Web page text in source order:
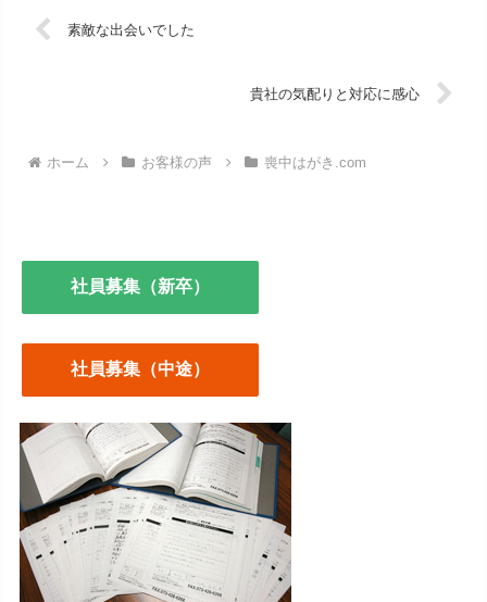
素敵な出会いでした
貴社の気配りと対応に感心
ホーム お客様の声 喪中はがき.com
社員募集（新卒）
社員募集（中途）